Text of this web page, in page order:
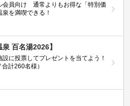
会員向け 通常よりもお得な「特別価
を満喫できる！
泉 百名湯2026】
に投票してプレゼントを当てよう！
合計260名様）